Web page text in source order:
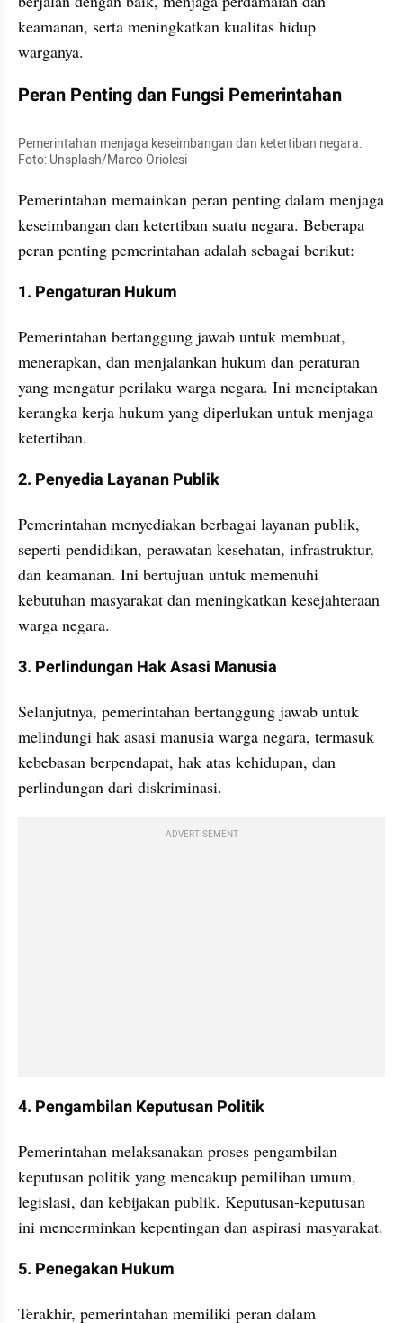
keamanan, serta meningkatkan kualitas hidup
warganya.
Peran Penting dan Fungsi Pemerintahan
Pemerintahan menjaga keseimbangan dan ketertiban negara.
Foto: Unsplash/Marco Oriolesi
Pemerintahan memainkan peran penting dalam menjaga
keseimbangan dan ketertiban suatu negara. Beberapa
peran penting pemerintahan adalah sebagai berikut:
1. Pengaturan Hukum
Pemerintahan bertanggung jawab untuk membuat,
menerapkan, dan menjalankan hukum dan peraturan
yang mengatur perilaku warga negara. Ini menciptakan
kerangka kerja hukum yang diperlukan untuk menjaga
ketertiban.
2. Penyedia Layanan Publik
Pemerintahan menyediakan berbagai layanan publik,
seperti pendidikan, perawatan kesehatan, infrastruktur,
dan keamanan. Ini bertujuan untuk memenuhi
kebutuhan masyarakat dan meningkatkan kesejahteraan
warga negara.
3. Perlindungan Hak Asasi Manusia
Selanjutnya, pemerintahan bertanggung jawab untuk
melindungi hak asasi manusia warga negara, termasuk
kebebasan berpendapat, hak atas kehidupan, dan
perlindungan dari diskriminasi.
ADVERTISEMENT
4. Pengambilan Keputusan Politik
Pemerintahan melaksanakan proses pengambilan
keputusan politik yang mencakup pemilihan umum,
legislasi, dan kebijakan publik. Keputusan-keputusan
ini mencerminkan kepentingan dan aspirasi masyarakat.
5. Penegakan Hukum
Terakhir, pemerintahan memiliki peran dalam